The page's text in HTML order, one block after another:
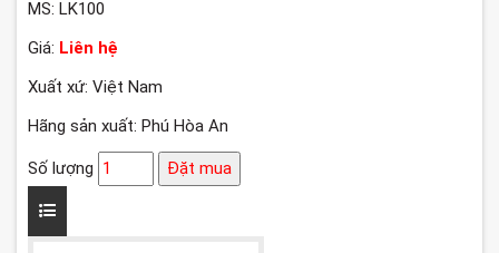
MS: LK100
Giá: Liên hệ
Xuất xứ: Việt Nam
Hãng sản xuất: Phú Hòa An
Số lượng Đặt mua